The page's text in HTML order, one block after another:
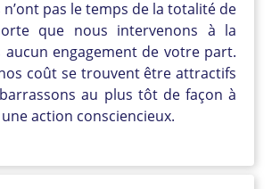
n’ont pas le temps de la totalité de
que nous intervenons à la
aucun engagement de votre part.
coût se trouvent être attractifs
au plus tôt de façon à
action consciencieux.